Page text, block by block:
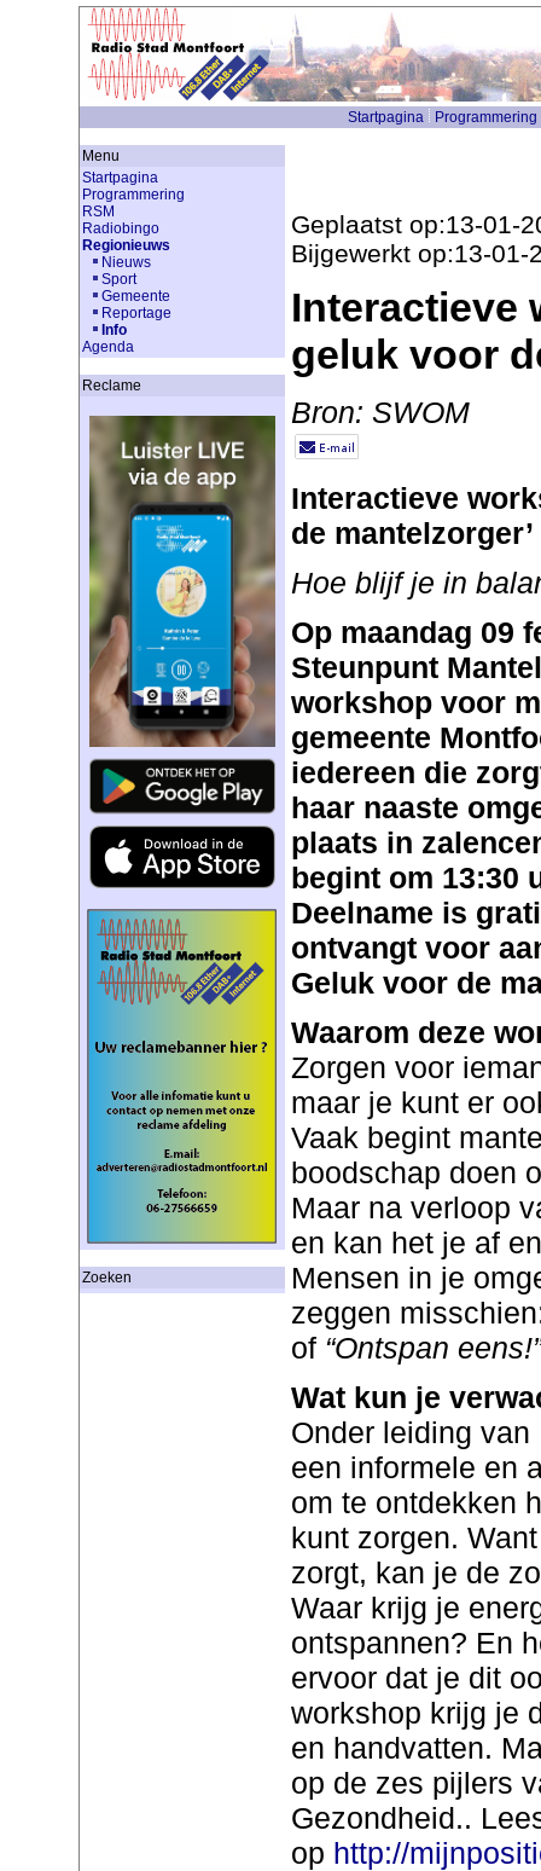
Startpagina Programmering
Menu
Startpagina
Programmering
RSM
Radiobingo
Regionieuws
Nieuws
Sport
Gemeente
Reportage
Info
Agenda
Reclame
Zoeken
Geplaatst op:13-01-
Bijgewerkt op:13-01-
Interactieve
geluk voor
Bron: SWOM
Interactieve
de mantelzorger’
Hoe blijf je in
Op maandag 09
Steunpunt
workshop voor
gemeente
iedereen die
haar naaste
plaats in
begint om 13:30
Deelname is
ontvangt voor
Geluk voor de
Waarom deze
Zorgen voor
maar je kunt er
Vaak begint
boodschap doen
Maar na verloop
en kan het je af
Mensen in je
zeggen
of “Ontspan eens!”
Wat kun je
Onder leiding
een informele en
om te ontdekken
kunt zorgen.
zorgt, kan je de
Waar krijg je
ontspannen? En
ervoor dat je dit
workshop krijg je
en handvatten.
op de zes pijlers
Gezondheid..
op http://